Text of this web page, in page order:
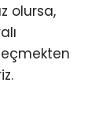
olursa,